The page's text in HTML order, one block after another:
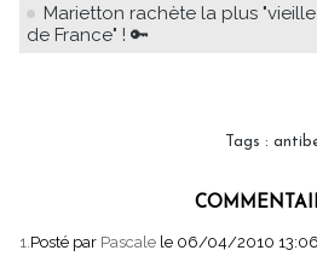
Marietton rachète la plus
de France" ! 🔑
Tags :
1. Posté par Pascale le 06/04/2010 13:06